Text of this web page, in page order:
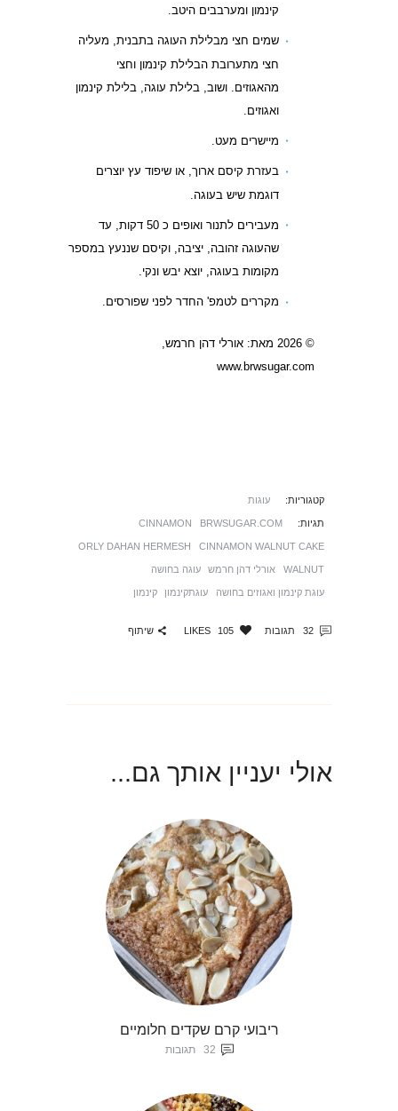
קינמון ומערבבים היטב.
שמים חצי מבלילת העוגה בתבנית, מעליה
חצי מתערובת הבלילת קינמון וחצי
מהאגוזים. ושוב, בלילת עוגה, בלילת קינמון
ואגוזים.
מיישרים מעט.
בעזרת קיסם ארוך, או שיפוד עץ יוצרים
דוגמת שיש בעוגה.
מעבירים לתנור ואופים כ 50 דקות, עד
שהעוגה זהובה, יציבה, וקיסם שננעץ במספר
מקומות בעוגה, יוצא יבש ונקי.
מקררים לטמפ' החדר לפני שפורסים.
© 2026 מאת: אורלי דהן חרמש,
www.brwsugar.com
קטגוריות: עוגות
תגיות: BRWSUGAR.COM
CINNAMON
CINNAMON WALNUT CAKE
ORLY DAHAN HERMESH
WALNUT אורלי דהן חרמש עוגה בחושה
עוגת קינמון ואגוזים בחושה עוגתקינמון קינמון
32 תגובות 105
LIKES שיתוף
אולי יעניין אותך גם...
ריבועי קרם שקדים חלומיים
32 תגובות